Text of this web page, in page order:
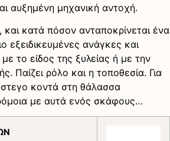
αυξημένη μηχανική αντοχή.
κατά πόσον ανταποκρίνεται ένα
εξειδικευμένες ανάγκες και
το είδος της ξυλείας ή με την
Παίζει ρόλο και η τοποθεσία. Για
κοντά στη θάλασσα
με αυτά ενός σκάφους…